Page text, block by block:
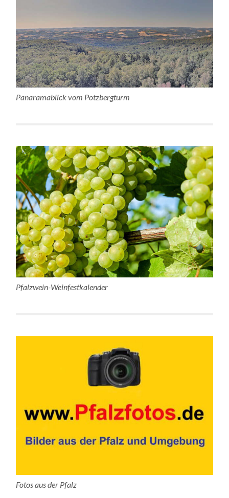
Panaramablick vom Potzbergturm
Pfalzwein-Weinfestkalender
Fotos aus der Pfalz